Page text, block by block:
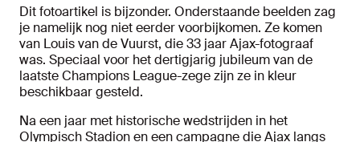
Dit fotoartikel is bijzonder. Onderstaande beelden zag
je namelijk nog niet eerder voorbijkomen. Ze komen
van Louis van de Vuurst, die 33 jaar Ajax-fotograaf
was. Speciaal voor het dertigjarig jubileum van de
laatste Champions League-zege zijn ze in kleur
beschikbaar gesteld.
Na een jaar met historische wedstrijden in het
Olympisch Stadion en een campagne die Ajax langs